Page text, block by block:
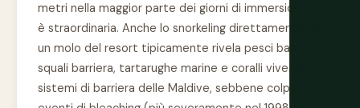
metri nella maggior parte dei giorni di immersione —
è straordinaria. Anche lo snorkeling direttamente da
un molo del resort tipicamente rivela pesci barriera,
squali barriera, tartarughe marine e coralli viventi. I
sistemi di barriera delle Maldive, sebbene colpiti da